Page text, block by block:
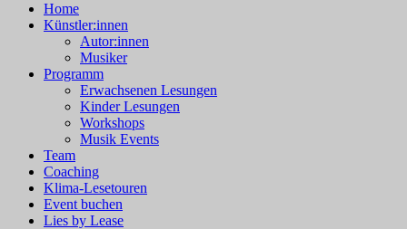
Home
Künstler:innen
Autor:innen
Musiker
Programm
Erwachsenen Lesungen
Kinder Lesungen
Workshops
Musik Events
Team
Coaching
Klima-Lesetouren
Event buchen
Lies by Lease